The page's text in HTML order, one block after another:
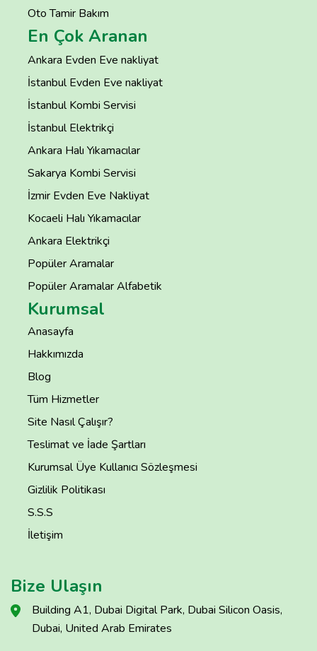
Oto Tamir Bakım
En Çok Aranan
Ankara Evden Eve nakliyat
İstanbul Evden Eve nakliyat
İstanbul Kombi Servisi
İstanbul Elektrikçi
Ankara Halı Yıkamacılar
Sakarya Kombi Servisi
İzmir Evden Eve Nakliyat
Kocaeli Halı Yıkamacılar
Ankara Elektrikçi
Popüler Aramalar
Popüler Aramalar Alfabetik
Kurumsal
Anasayfa
Hakkımızda
Blog
Tüm Hizmetler
Site Nasıl Çalışır?
Teslimat ve İade Şartları
Kurumsal Üye Kullanıcı Sözleşmesi
Gizlilik Politikası
S.S.S
İletişim
Bize Ulaşın
Building A1, Dubai Digital Park, Dubai Silicon Oasis,
Dubai, United Arab Emirates